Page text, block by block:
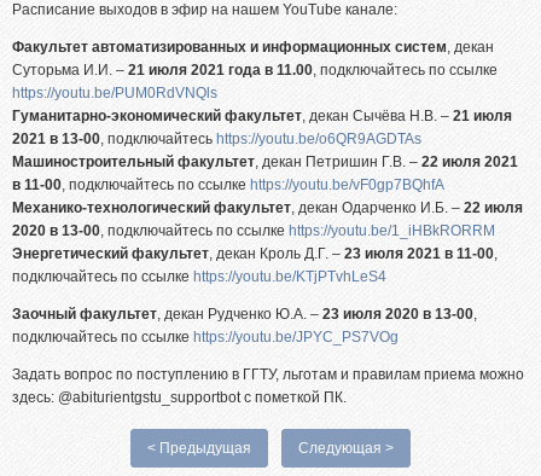
Репетиционное тестирование
Профориентанционные мероприятия 2023/2024
Расписание выходов в эфир на нашем YouTube канале:
Факультет автоматизированных и информационных систем, декан
Суторьма И.И. – 21 июля 2021 года в 11.00, подключайтесь по ссылке
https://youtu.be/PUM0RdVNQls
Гуманитарно-экономический факультет, декан Сычёва Н.В. – 21 июля
2021 в 13-00, подключайтесь https://youtu.be/o6QR9AGDTAs
Машиностроительный факультет, декан Петришин Г.В. – 22 июля 2021
в 11-00, подключайтесь по ссылке https://youtu.be/vF0gp7BQhfA
Механико-технологический факультет, декан Одарченко И.Б. – 22 июля
2020 в 13-00, подключайтесь по ссылке https://youtu.be/1_iHBkRORRM
Энергетический факультет, декан Кроль Д.Г. – 23 июля 2021 в 11-00,
подключайтесь по ссылке https://youtu.be/KTjPTvhLeS4
Заочный факультет, декан Рудченко Ю.А. – 23 июля 2020 в 13-00,
подключайтесь по ссылке https://youtu.be/JPYC_PS7VOg
Задать вопрос по поступлению в ГГТУ, льготам и правилам приема можно
здесь: @abiturientgstu_supportbot с пометкой ПК.
< Предыдущая Следующая >